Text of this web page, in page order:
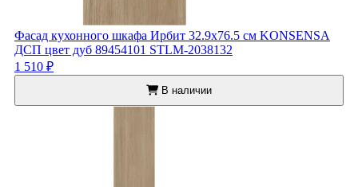
Фасад кухонного шкафа Ирбит 32.9x76.5 см KONSENSA
ДСП цвет дуб 89454101 STLM-2038132
1 510 ₽
В наличии